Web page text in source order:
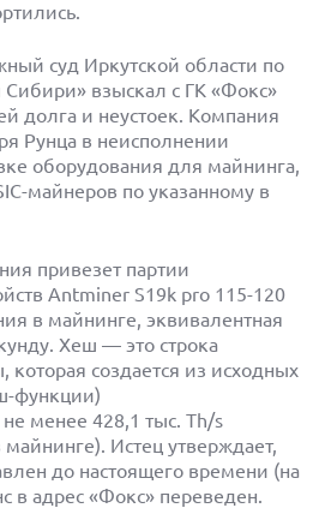
суд Иркутской области по
Сибири» взыскал с ГК «Фокс»
долга и неустоек. Компания
Рунца в неисполнении
оборудования для майнинга,
майнеров по указанному в
привезет партии
Antminer S19k pro 115-120
в майнинге, эквивалентная
Хеш — это строка
создается из исходных
функции)
менее 428,1 тыс. Th/s
Истец утверждает,
до настоящего времени (на
в адрес «Фокс» переведен.